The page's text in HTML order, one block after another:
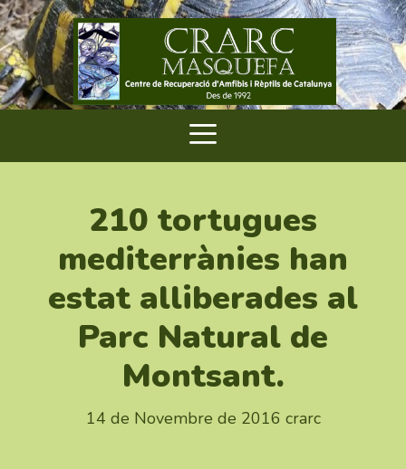
210 tortugues
mediterrànies han
estat alliberades al
Parc Natural de
Montsant.
14 de Novembre de 2016 crarc